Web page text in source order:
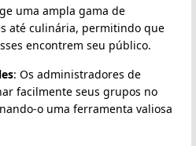
uma ampla gama de
até culinária, permitindo que
encontrem seu público.
: Os administradores de
facilmente seus grupos no
o uma ferramenta valiosa